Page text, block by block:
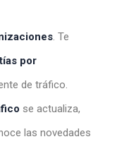
. Te
por
de tráfico.
se actualiza,
las novedades